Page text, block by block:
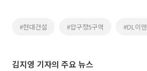
#현대건설 #압구정5구역 #DL이
김지영 기자의 주요 뉴스